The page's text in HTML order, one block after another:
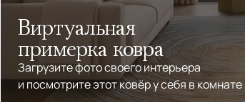
Виртуальная
примерка ковра
Загрузите фото своего интерьера
и посмотрите этот ковёр у себя в комнате